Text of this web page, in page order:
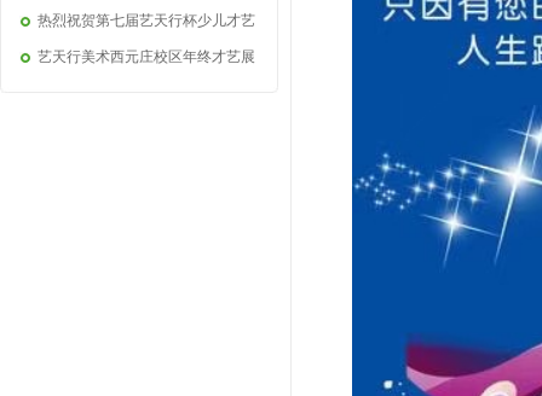
热烈祝贺第七届艺天行杯少儿才艺
艺天行美术西元庄校区年终才艺展